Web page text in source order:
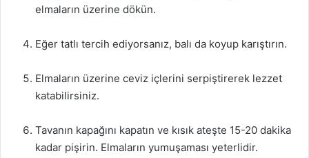
elmaların üzerine dökün.
Eğer tatlı tercih ediyorsanız, balı da koyup karıştırın.
Elmaların üzerine ceviz içlerini serpiştirerek lezzet
katabilirsiniz.
Tavanın kapağını kapatın ve kısık ateşte 15-20 dakika
kadar pişirin. Elmaların yumuşaması yeterlidir.